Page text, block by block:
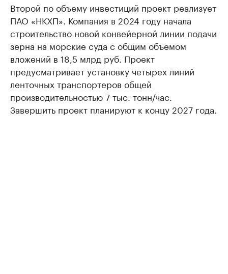
Второй по объему инвестиций проект реализует
ПАО «НКХП». Компания в 2024 году начала
строительство новой конвейерной линии подачи
зерна на морские суда с общим объемом
вложений в 18,5 млрд руб. Проект
предусматривает установку четырех линий
ленточных транспортеров общей
производительностью 7 тыс. тонн/час.
Завершить проект планируют к концу 2027 года.